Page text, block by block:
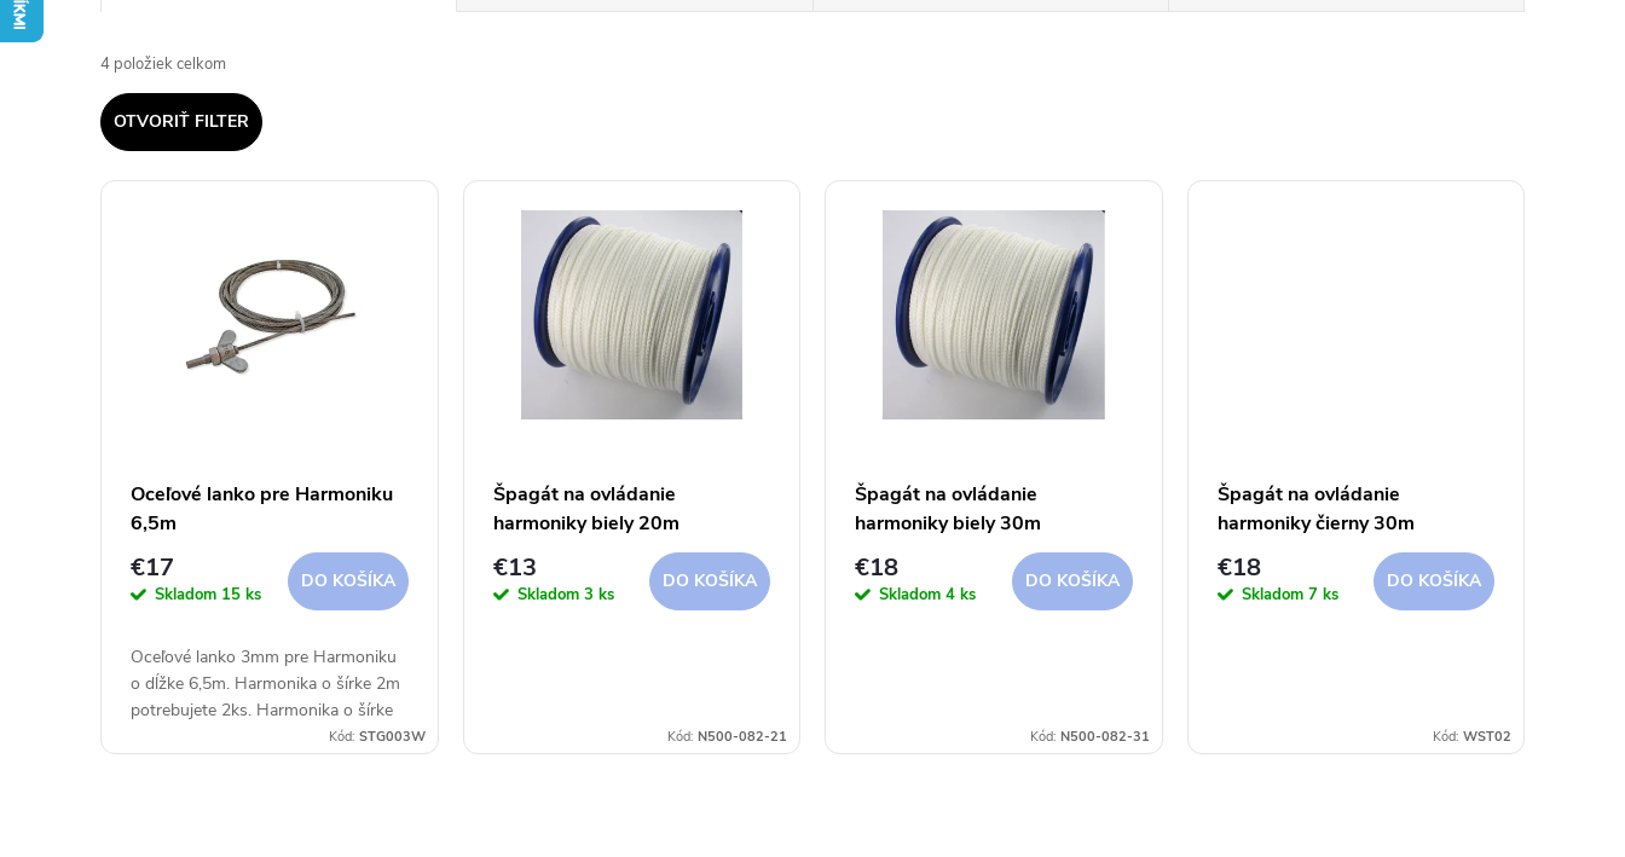
a
d
e
t
4 položiek celkom
OTVORIŤ FILTER
V
u
Oceľové lanko pre Harmoniku
6,5m
€17
Skladom 15 ks
DO KOŠÍKA
Oceľové lanko 3mm pre Harmoniku
o dĺžke 6,5m. Harmonika o šírke 2m
potrebujete 2ks. Harmonika o šírke
2,9m potrebujete 3ks. Harmonika o
Kód: STG003W
Špagát na ovládanie
harmoniky biely 20m
€13
Skladom 3 ks
DO KOŠÍKA
Kód: N500-082-21
Špagát na ovládanie
harmoniky biely 30m
€18
Skladom 4 ks
DO KOŠÍKA
Kód: N500-082-31
Špagát na ovládanie
harmoniky čierny 30m
€18
Skladom 7 ks
DO KOŠÍKA
Kód: WST02